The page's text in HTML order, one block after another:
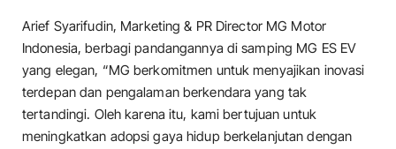
Arief Syarifudin, Marketing & PR Director MG Motor
Indonesia, berbagi pandangannya di samping MG ES EV
yang elegan, “MG berkomitmen untuk menyajikan inovasi
terdepan dan pengalaman berkendara yang tak
tertandingi. Oleh karena itu, kami bertujuan untuk
meningkatkan adopsi gaya hidup berkelanjutan dengan